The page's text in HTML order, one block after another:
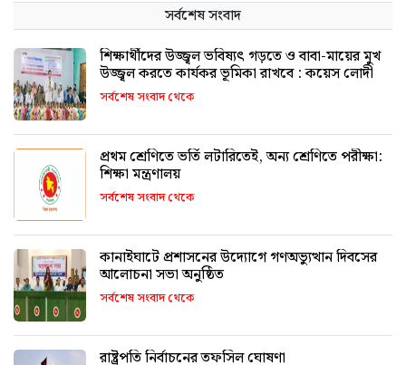
সর্বশেষ সংবাদ
শিক্ষার্থীদের উজ্জ্বল ভবিষ্যৎ গড়তে ও বাবা-মায়ের মুখ
উজ্জ্বল করতে কার্যকর ভূমিকা রাখবে : কয়েস লোদী
সর্বশেষ সংবাদ থেকে
প্রথম শ্রেণিতে ভর্তি লটারিতেই, অন্য শ্রেণিতে পরীক্ষা:
শিক্ষা মন্ত্রণালয়
সর্বশেষ সংবাদ থেকে
কানাইঘাটে প্রশাসনের উদ্যোগে গণঅভ্যুত্থান দিবসের
আলোচনা সভা অনুষ্ঠিত
সর্বশেষ সংবাদ থেকে
রাষ্ট্রপতি নির্বাচনের তফসিল ঘোষণা